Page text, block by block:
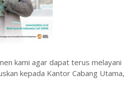
kami agar dapat terus melayani
kepada Kantor Cabang Utama,